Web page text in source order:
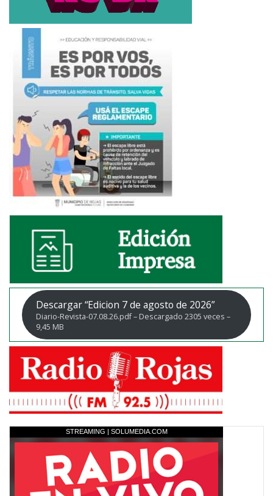
Descargar “Edicion 7 de agosto de 2026”
Diario-Revista-07.08.26.pdf – Descargado 2305 veces –
9,45 MB